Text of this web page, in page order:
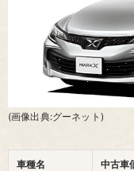
(画像出典:グーネット)
車種名 中古車